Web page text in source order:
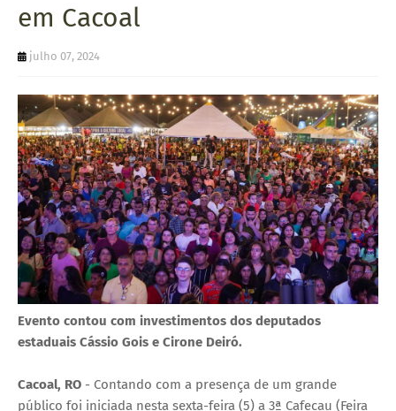
Q
U
em Cacoal
julho 07, 2024
Evento contou com investimentos dos deputados
estaduais Cássio Gois e Cirone Deiró.
Cacoal, RO - Contando com a presença de um grande
público foi iniciada nesta sexta-feira (5) a 3ª Cafecau (Feira